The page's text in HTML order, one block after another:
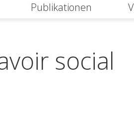
Publikationen
social